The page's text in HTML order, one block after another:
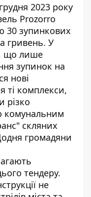
2023 року
Prozorro
30 зупинкових
гривень. У
що лише
зупинок на
нові
ті комплекси,
різко
комунальним
скляних
громадяни
тендеру.
не